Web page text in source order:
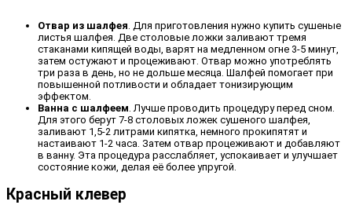
Отвар из шалфея . Для приготовления нужно купить сушеные
листья шалфея. Две столовые ложки заливают тремя
стаканами кипящей воды, варят на медленном огне 3-5 минут,
затем остужают и процеживают. Отвар можно употреблять
три раза в день, но не дольше месяца. Шалфей помогает при
повышенной потливости и обладает тонизирующим
эффектом.
Ванна с шалфеем . Лучше проводить процедуру перед сном.
Для этого берут 7-8 столовых ложек сушеного шалфея,
заливают 1,5-2 литрами кипятка, немного прокипятят и
настаивают 1-2 часа. Затем отвар процеживают и добавляют
в ванну. Эта процедура расслабляет, успокаивает и улучшает
состояние кожи, делая её более упругой.
Красный клевер